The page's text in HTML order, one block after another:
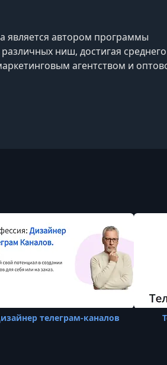
является автором программы
ниш, достигая среднего
агентством и
телеграм-каналов